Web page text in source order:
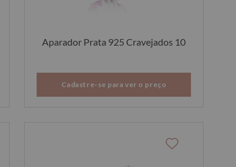
Aparador Prata 925 Cravejados 10
Cadastre-se para ver o preço